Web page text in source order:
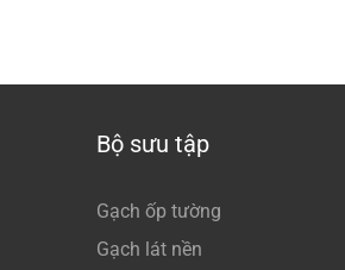
Bộ sưu tập
Gạch ốp tường
Gạch lát nền